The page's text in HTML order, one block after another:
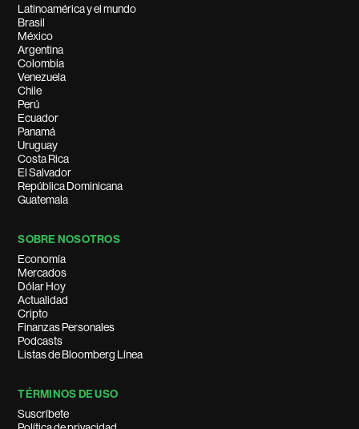
Latinoamérica y el mundo
Brasil
México
Argentina
Colombia
Venezuela
Chile
Perú
Ecuador
Panamá
Uruguay
Costa Rica
El Salvador
República Dominicana
Guatemala
SOBRE NOSOTROS
Economía
Mercados
Dólar Hoy
Actualidad
Cripto
Finanzas Personales
Podcasts
Listas de Bloomberg Línea
TÉRMINOS DE USO
Suscríbete